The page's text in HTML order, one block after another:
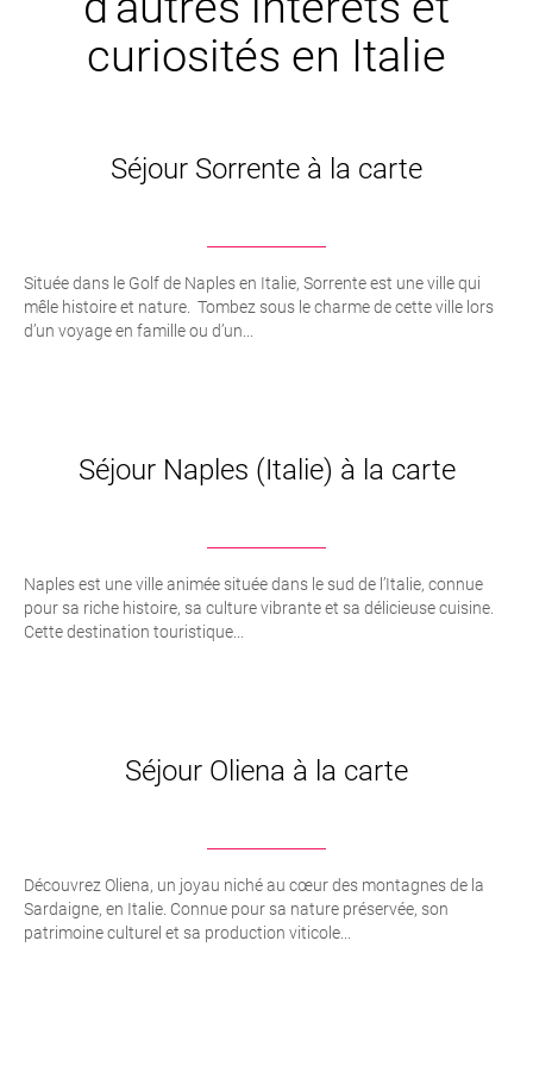
curiosités en Italie
Séjour Sorrente à la carte
Située dans le Golf de Naples en Italie, Sorrente est une ville qui
mêle histoire et nature. Tombez sous le charme de cette ville lors
d’un voyage en famille ou d’un...
Séjour Naples (Italie) à la carte
Naples est une ville animée située dans le sud de l’Italie, connue
pour sa riche histoire, sa culture vibrante et sa délicieuse cuisine.
Cette destination touristique...
Séjour Oliena à la carte
Découvrez Oliena, un joyau niché au cœur des montagnes de la
Sardaigne, en Italie. Connue pour sa nature préservée, son
patrimoine culturel et sa production viticole...